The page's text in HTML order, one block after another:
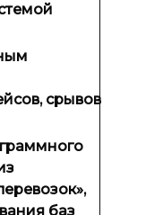
срывов
баз